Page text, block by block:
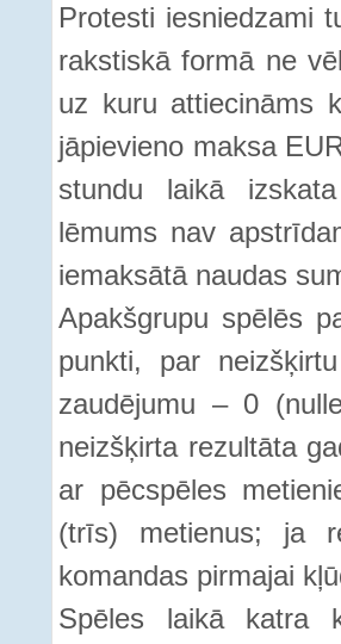
Protesti iesniedzami
rakstiskā formā ne
uz kuru attiecināms
jāpievieno maksa
stundu laikā
lēmums nav
iemaksātā naudas
Apakšgrupu spēlēs
punkti, par
zaudējumu – 0
neizšķirta rezultāta
ar pēcspēles
(trīs) metienus; ja
komandas pirmajai
Spēles laikā katra